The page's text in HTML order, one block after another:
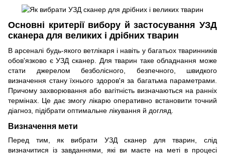
Основні критерії вибору й застосування УЗД
сканера для великих і дрібних тварин
В арсеналі будь-якого ветлікаря і навіть у багатьох тваринників
обов'язково є УЗД сканер. Для тварин таке обладнання може
стати джерелом безболісного, безпечного, швидкого
визначення стану їхнього здоров'я за багатьма параметрами.
Причому захворювання або вагітність визначаються на ранніх
термінах. Це дає змогу лікарю оперативно встановити точний
діагноз, підібрати оптимальне лікування й догляд.
Визначення мети
Перед тим, як вибрати УЗД сканер для тварин, слід
визначитися із завданнями, які ви маєте на меті в процесі